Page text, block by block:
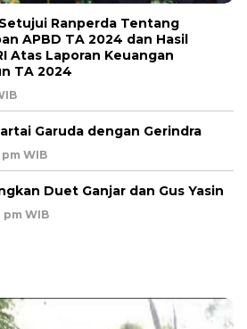
Ranperda Tentang
APBD TA 2024 dan Hasil
Atas Laporan Keuangan
TA 2024
Garuda dengan Gerindra
pm WIB
Duet Ganjar dan Gus Yasin
pm WIB